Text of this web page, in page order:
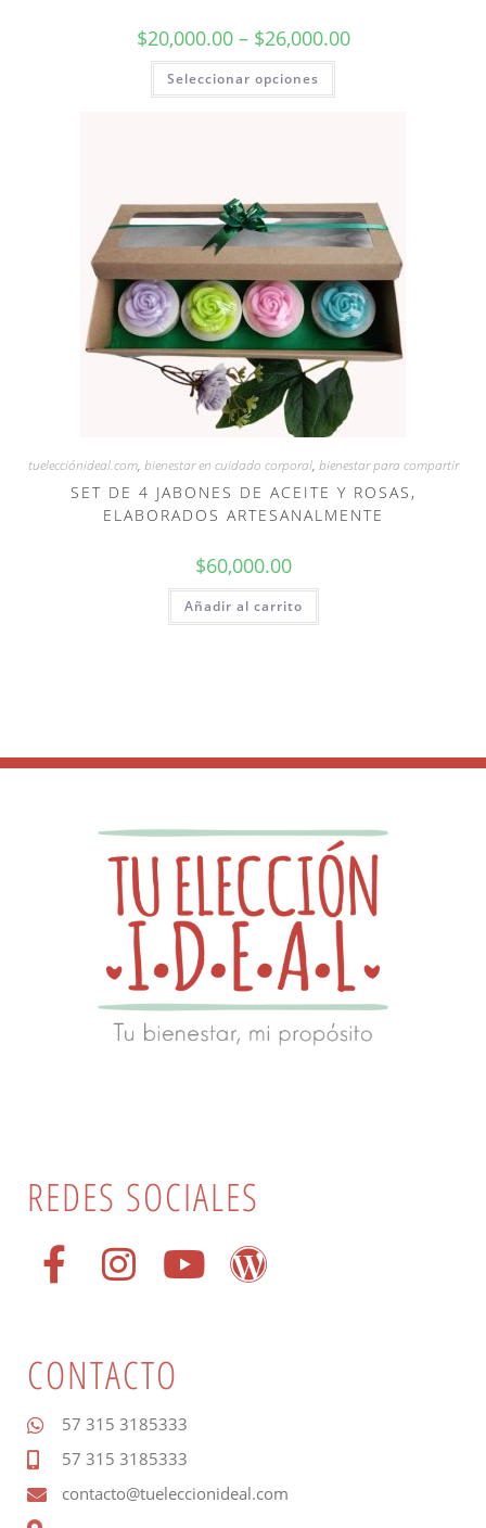
$20,000.00– $26,000.00
Seleccionar opciones
tuelecciónideal.com, bienestar en cuidado corporal, bienestar para compartir
SET DE 4 JABONES DE ACEITE Y ROSAS,
ELABORADOS ARTESANALMENTE
$60,000.00
Añadir al carrito
REDES SOCIALES
CONTACTO
57 315 3185333
57 315 3185333
contacto@tueleccionideal.com